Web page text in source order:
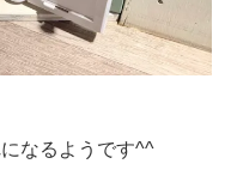
なるようです^^